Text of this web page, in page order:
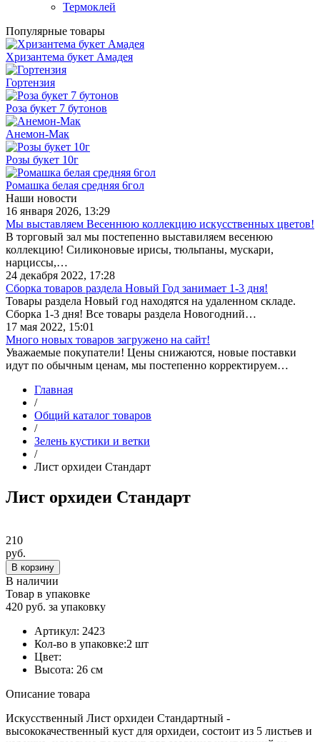
Термоклей
Популярные товары
Хризантема букет Амадея
Гортензия
Роза букет 7 бутонов
Анемон-Мак
Розы букет 10г
Ромашка белая средняя 6гол
Наши новости
16 января 2026, 13:29
Мы выставляем Весеннюю коллекцию искусственных цветов!
В торговый зал мы постепенно выставиляем весенюю
коллекцию! Силиконовые ирисы, тюльпаны, мускари,
нарциссы,…
24 декабря 2022, 17:28
Сборка товаров раздела Новый Год занимает 1-3 дня!
Товары раздела Новый год находятся на удаленном складе.
Сборка 1-3 дня! Все товары раздела Новогодний…
17 мая 2022, 15:01
Много новых товаров загружено на сайт!
Уважаемые покупатели! Цены снижаются, новые поставки
идут по обычным ценам, мы постепенно корректируем…
Главная
/
Общий каталог товаров
/
Зелень кустики и ветки
/
Лист орхидеи Стандарт
Лист орхидеи Стандарт
210
руб.
В корзину
В наличии
Товар в упаковке
420 руб. за упаковку
Артикул: 2423
Кол-во в упаковке:2 шт
Цвет:
Высота: 26 см
Описание товара
Искусственный Лист орхидеи Стандартный -
высококачественный куст для орхидеи, состоит из 5 листьев и